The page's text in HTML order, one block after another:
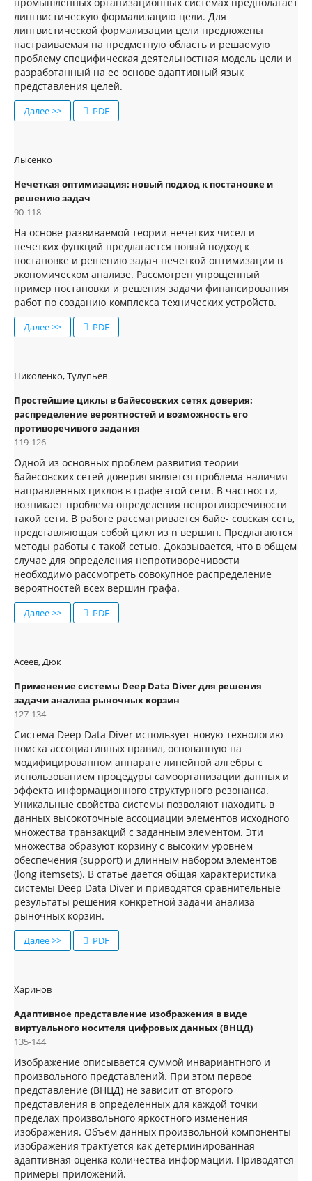
лингвистическую формализацию цели. Для
лингвистической формализации цели предложены
настраиваемая на предметную область и решаемую
проблему специфическая деятельностная модель цели и
разработанный на ее основе адаптивный язык
представления целей.
Далее >> PDF
Лысенко
Нечеткая оптимизация: новый подход к постановке и
решению задач
90-118
На основе развиваемой теории нечетких чисел и
нечетких функций предлагается новый подход к
постановке и решению задач нечеткой оптимизации в
экономическом анализе. Рассмотрен упрощенный
пример постановки и решения задачи финансирования
работ по созданию комплекса технических устройств.
Далее >> PDF
Николенко, Тулупьев
Простейшие циклы в байесовских сетях доверия:
распределение вероятностей и возможность его
противоречивого задания
119-126
Одной из основных проблем развития теории
байесовских сетей доверия является проблема наличия
направленных циклов в графе этой сети. В частности,
возникает проблема определения непротиворечивости
такой сети. В работе рассматривается байе- совская сеть,
представляющая собой цикл из n вершин. Предлагаются
методы работы с такой сетью. Доказывается, что в общем
случае для определения непротиворечивости
необходимо рассмотреть совокупное распределение
вероятностей всех вершин графа.
Далее >> PDF
Асеев, Дюк
Применение системы Deep Data Diver для решения
задачи анализа рыночных корзин
127-134
Система Deep Data Diver использует новую технологию
поиска ассоциативных правил, основанную на
модифицированном аппарате линейной алгебры с
использованием процедуры самоорганизации данных и
эффекта информационного структурного резонанса.
Уникальные свойства системы позволяют находить в
данных высокоточные ассоциации элементов исходного
множества транзакций с заданным элементом. Эти
множества образуют корзину с высоким уровнем
обеспечения (support) и длинным набором элементов
(long itemsets). В статье дается общая характеристика
системы Deep Data Diver и приводятся сравнительные
результаты решения конкретной задачи анализа
рыночных корзин.
Далее >> PDF
Харинов
Адаптивное представление изображения в виде
виртуального носителя цифровых данных (ВНЦД)
135-144
Изображение описывается суммой инвариантного и
произвольного представлений. При этом первое
представление (ВНЦД) не зависит от второго
представления в определенных для каждой точки
пределах произвольного яркостного изменения
изображения. Объем данных произвольной компоненты
изображения трактуется как детерминированная
адаптивная оценка количества информации. Приводятся
примеры приложений.